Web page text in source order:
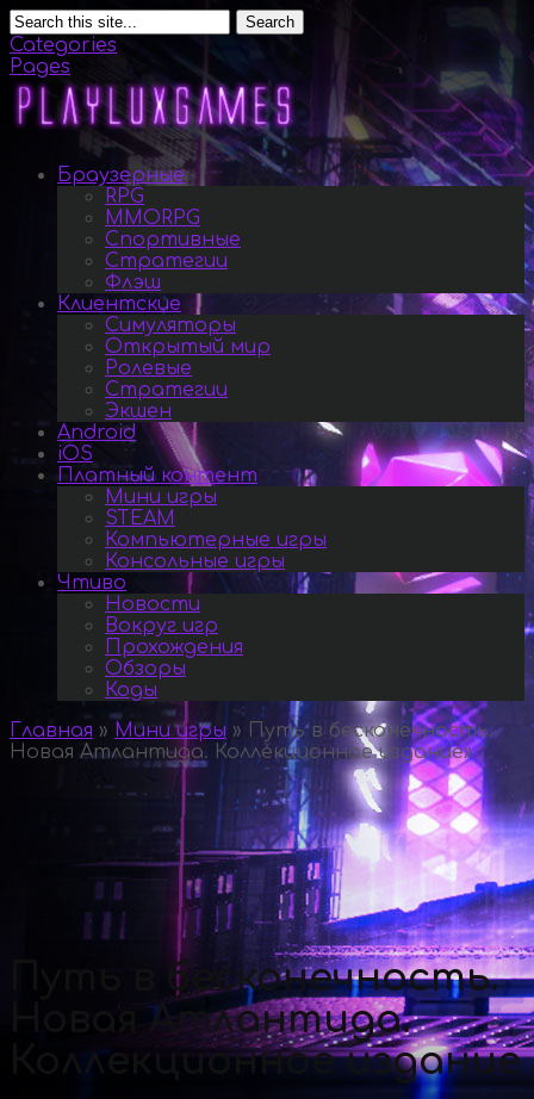
Search
Categories
Pages
Браузерные
RPG
MMORPG
Спортивные
Стратегии
Флэш
Клиентские
Симуляторы
Открытый мир
Ролевые
Стратегии
Экшен
Android
iOS
Платный контент
Мини игры
STEAM
Компьютерные игры
Консольные игры
Чтиво
Новости
Вокруг игр
Прохождения
Обзоры
Коды
Главная » Мини игры » Путь в бесконечность.
Новая Атлантида. Коллекционное издание»
Путь в бесконечность.
Новая Атлантида.
Коллекционное издание